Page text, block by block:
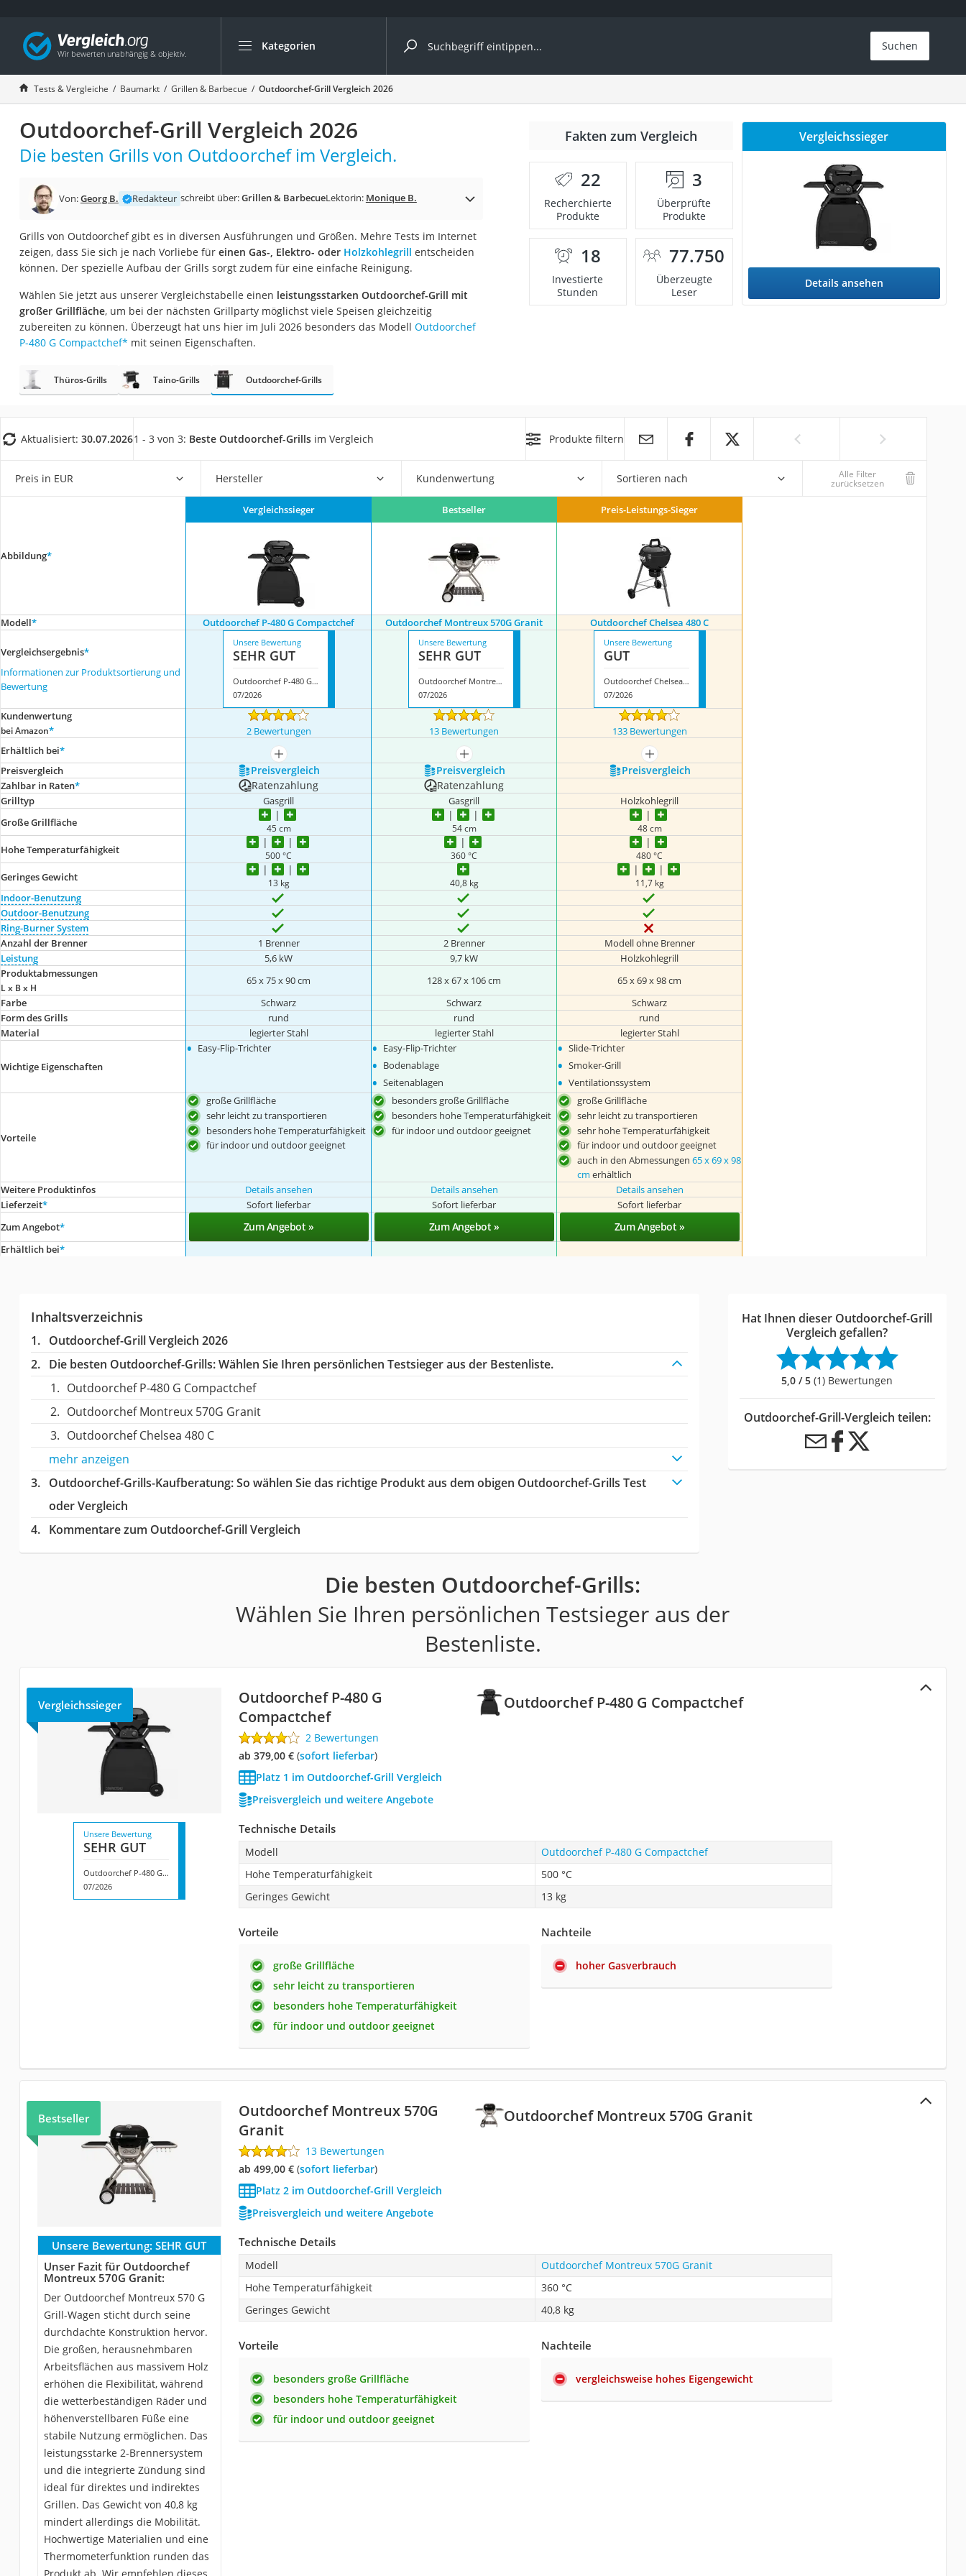
Kategorien
Die beliebtesten Vergleiche nach Kategorie
Baumarkt
Tresor feuerfest
Makita-Akku-Rasenmäher
Kappsäge
Akku-Rasentrimmer
Split-Klimaanlage 2 Innengeräte
Pelletofen
Tiefbrunnenpumpe
Fliesenschneider
Doppelschleifer
Akku-Laubsauger
Löschdecke
Multimeter
Winterharte Palmen
Gasdurchlauferhitzer
Service
Suchen
Tests & Vergleiche Baumarkt Grillen & Barbecue Outdoorchef-Grill Vergleich 2026
Outdoorchef-Grill Vergleich 2026
Die besten Grills von Outdoorchef im Vergleich.
Von:Georg B. Redakteur schreibt über:Grillen & BarbecueLektorin: Monique B.
Grills von Outdoorchef gibt es in diversen Ausführungen und Größen. Mehre Tests im Internet
zeigen, dass Sie sich je nach Vorliebe für einen Gas-, Elektro- oder Holzkohlegrill entscheiden
können. Der spezielle Aufbau der Grills sorgt zudem für eine einfache Reinigung.
Wählen Sie jetzt aus unserer Vergleichstabelle einen leistungsstarken Outdoorchef-Grill mit
großer Grillfläche, um bei der nächsten Grillparty möglichst viele Speisen gleichzeitig
zubereiten zu können. Überzeugt hat uns hier im Juli 2026 besonders das Modell Outdoorchef
P-480 G Compactchef* mit seinen Eigenschaften.
Fakten zum Vergleich
22
Recherchierte
Produkte
3
Überprüfte
Produkte
18
Investierte
Stunden
77.750
Überzeugte
Leser
Vergleichssieger
Details ansehen
Thüros-Grills Taino-Grills Outdoorchef-Grills
Aktualisiert: 30.07.20261 - 3 von 3: Beste Outdoorchef-Grills im Vergleich Produkte filtern
Preis in EUR Hersteller Kundenwertung Sortieren nach Alle Filter
zurücksetzen
Abbildung*
Vergleichssieger Bestseller Preis-Leistungs-Sieger
Modell* Outdoorchef P-480 G Compactchef Outdoorchef Montreux 570G Granit Outdoorchef Chelsea 480 C
Vergleichsergebnis*
Informationen zur Produktsortierung und
Bewertung
Unsere Bewertung
SEHR GUT
Outdoorchef P-480 G Compactchef
07/2026
Unsere Bewertung
SEHR GUT
Outdoorchef Montreux 570G Granit
07/2026
Unsere Bewertung
GUT
Outdoorchef Chelsea 480 C
07/2026
Kundenwertung
bei Amazon* 2 Bewertungen 13 Bewertungen
133 Bewertungen
Erhältlich bei*
mehr anzeigen mehr anzeigen
mehr anzeigen
Preis­vergleich
Preis­vergleich Preis­vergleich Preis­vergleich
Zahlbar in Raten* Ratenzahlung Ratenzahlung
Grilltyp Gasgrill Gasgrill
Holzkohlegrill
Große Grillfläche
45 cm 54 cm 48 cm
Hohe Temperaturfähigkeit 500 °C 360 °C 480 °C
Geringes Gewicht 13 kg 40,8 kg 11,7 kg
Indoor-Benutzung
Outdoor-Benutzung
Ring-Burner System
Anzahl der Brenner
1 Brenner 2 Brenner
Modell ohne Brenner
Leistung
5,6 kW 9,7 kW
Holzkohlegrill
Produktabmessungen
L x B x H
65 x 75 x 90 cm 128 x 67 x 106 cm
65 x 69 x 98 cm
Farbe
Schwarz Schwarz
Schwarz
Form des Grills
rund rund
rund
Material
legierter Stahl legierter Stahl legierter Stahl
Wichtige Eigenschaften
• Easy-Flip-Trichter • Easy-Flip-Trichter
• Bodenablage
• Seitenablagen
• Slide-Trichter
• Smoker-Grill
• Ventilationssystem
Vorteile
große Grillfläche
sehr leicht zu transportieren
besonders hohe Temperaturfähigkeit
für indoor und outdoor geeignet
besonders große Grillfläche
besonders hohe Temperaturfähigkeit
für indoor und outdoor geeignet
große Grillfläche
sehr leicht zu transportieren
sehr hohe Temperaturfähigkeit
für indoor und outdoor geeignet
auch in den Abmessungen65 x 69 x 98
cm erhältlich
Weitere Produktinfos
Details ansehen Details ansehen
Details ansehen
Lieferzeit* Sofort lieferbar Sofort lieferbar
Sofort lieferbar
Zum Angebot* Zum Angebot » Zum Angebot » Zum Angebot »
Erhältlich bei*
Inhaltsverzeichnis
Outdoorchef-Grill Vergleich 2026
Die besten Outdoorchef-Grills:Wählen Sie Ihren persönlichen Testsieger aus der Bestenliste.
Outdoorchef P-480 G Compactchef
Outdoorchef Montreux 570G Granit
Outdoorchef Chelsea 480 C
mehr anzeigen
Outdoorchef-Grills-Kaufberatung: So wählen Sie das richtige Produkt aus dem obigen Outdoorchef-Grills Test
oder Vergleich
Kommentare zum Outdoorchef-Grill Vergleich
Hat Ihnen dieser Outdoorchef-Grill
Vergleich gefallen?
5,0 / 5 (1) Bewertungen
Outdoorchef-Grill-Vergleich teilen:
Die besten Outdoorchef-Grills:
Wählen Sie Ihren persönlichen Testsieger aus der
Bestenliste.
Outdoorchef P-480 G Compactchef
Vergleichssieger
Outdoorchef P-480 G
Compactchef
2 Bewertungen
ab 379,00 €( Sofort lieferbar)
Platz 1 im Outdoorchef-Grill Vergleich
Preisvergleich und weitere Angebote
Unsere Bewertung
SEHR GUT
Outdoorchef P-480 G Compactchef
07/2026
Technische Details
Modell
Outdoorchef P-480 G Compactchef
Hohe Temperaturfähigkeit
500 °C
Geringes Gewicht
13 kg
Vorteile
große Grillfläche
sehr leicht zu transportieren
besonders hohe Temperaturfähigkeit
für indoor und outdoor geeignet
Nachteile
hoher Gasverbrauch
Outdoorchef Montreux 570G Granit
Bestseller
Outdoorchef Montreux 570G
Granit
13 Bewertungen
ab 499,00 €( Sofort lieferbar)
Platz 2 im Outdoorchef-Grill Vergleich
Preisvergleich und weitere Angebote
Unsere Bewertung: SEHR GUT
Unser Fazit für Outdoorchef
Montreux 570G Granit:
Der Outdoorchef Montreux 570 G
Grill-Wagen sticht durch seine
durchdachte Konstruktion hervor.
Die großen, herausnehmbaren
Arbeitsflächen aus massivem Holz
erhöhen die Flexibilität, während
die wetterbeständigen Räder und
höhenverstellbaren Füße eine
stabile Nutzung ermöglichen. Das
leistungsstarke 2-Brennersystem
und die integrierte Zündung sind
ideal für direktes und indirektes
Grillen. Das Gewicht von 40,8 kg
mindert allerdings die Mobilität.
Hochwertige Materialien und eine
Thermometerfunktion runden das
Technische Details
Modell
Outdoorchef Montreux 570G Granit
Hohe Temperaturfähigkeit
360 °C
Geringes Gewicht
40,8 kg
Vorteile
besonders große Grillfläche
besonders hohe Temperaturfähigkeit
für indoor und outdoor geeignet
Nachteile
vergleichsweise hohes Eigengewicht